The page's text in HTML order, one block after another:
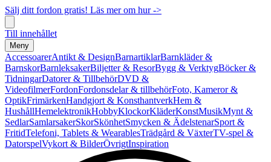
Sälj ditt fordon gratis! Läs mer om hur ->
Till innehållet
Meny
AccessoarerAntikt & DesignBarnartiklarBarnkläder &
BarnskorBarnleksakerBiljetter & ResorBygg & VerktygBöcker &
TidningarDatorer & TillbehörDVD &
VideofilmerFordonFordonsdelar & tillbehörFoto, Kameror &
OptikFrimärkenHandgjort & KonsthantverkHem &
HushållHemelektronikHobbyKlockorKläderKonstMusikMynt &
SedlarSamlarsakerSkorSkönhetSmycken & ÄdelstenarSport &
FritidTelefoni, Tablets & WearablesTrädgård & VäxterTV-spel &
DatorspelVykort & BilderÖvrigtInspiration